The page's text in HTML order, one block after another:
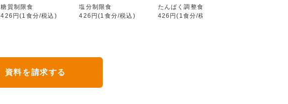
糖質制限食
426円(1食分/税込)
塩分制限食
426円(1食分/税込)
たんぱく調整食
426円(1食分/税込)
資料を請求する